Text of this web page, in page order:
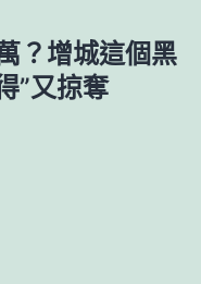
？增城這個黑
”又掠奪